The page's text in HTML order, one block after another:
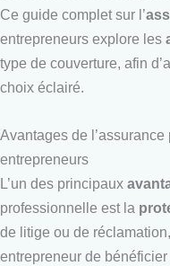
Ce guide complet sur l’
entrepreneurs explore les
type de couverture, afin
choix éclairé.
Avantages de
entrepreneurs
L’un des principaux
professionnelle est la
de litige ou de
entrepreneur de bénéficier